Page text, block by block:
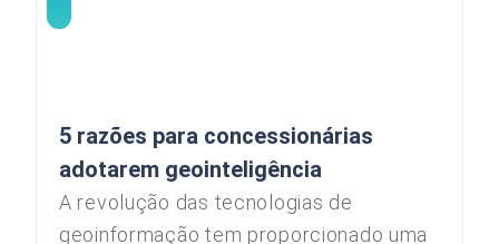
5 razões para concessionárias
adotarem geointeligência
A revolução das tecnologias de
geoinformação tem proporcionado uma